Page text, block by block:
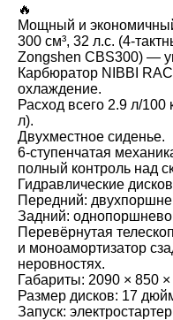
🔥
Мощный и
300 см³, 32 л.с. (4-
Zongshen CBS300) —
Карбюратор NIBBI
охлаждение.
Расход всего 2.9 л/
л).
Двухместное сиденье.
6-ступенчатая
полный контроль над
Гидравлические
Передний:
Задний:
Перевёрнутая
и моноамортизатор
неровностях.
Габариты: 2090 × 850
Размер дисков: 17
Запуск: